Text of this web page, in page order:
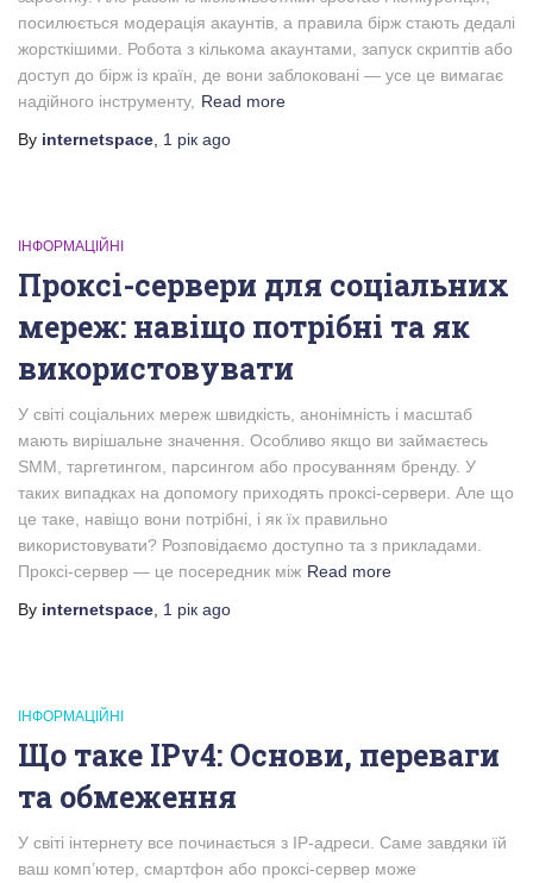
посилюється модерація акаунтів, а правила бірж стають дедалі
жорсткішими. Робота з кількома акаунтами, запуск скриптів або
доступ до бірж із країн, де вони заблоковані — усе це вимагає
надійного інструменту, Read more
By internetspace 1 рік ago
ІНФОРМАЦІЙНІ
Проксі-сервери для соціальних
мереж: навіщо потрібні та як
використовувати
У світі соціальних мереж швидкість, анонімність і масштаб
мають вирішальне значення. Особливо якщо ви займаєтесь
SMM, таргетингом, парсингом або просуванням бренду. У
таких випадках на допомогу приходять проксі-сервери. Але що
це таке, навіщо вони потрібні, і як їх правильно
використовувати? Розповідаємо доступно та з прикладами.
Проксі-сервер — це посередник між Read more
By internetspace 1 рік ago
ІНФОРМАЦІЙНІ
Що таке IPv4: Основи, переваги
та обмеження
У світі інтернету все починається з IP-адреси. Саме завдяки їй
ваш комп’ютер, смартфон або проксі-сервер може